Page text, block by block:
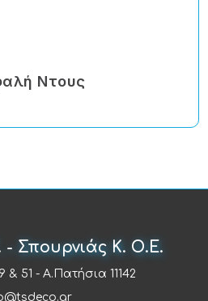
Ντους
- Σπουρνιάς Κ. Ο.Ε.
51 - Α.Πατήσια 11142